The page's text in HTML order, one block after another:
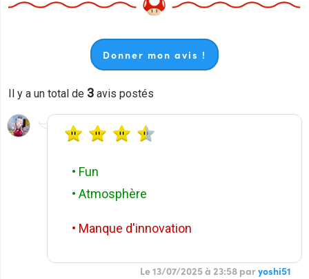
Donner mon avis !
Il y a un total de 3 avis postés
• Fun
• Atmosphère
• Manque d'innovation
Le 13/07/2025 à 23:58 paryoshi51